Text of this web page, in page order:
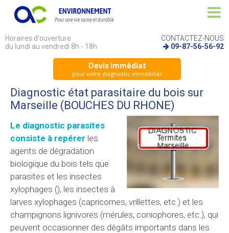
Horaires d'ouverture
du lundi au vendredi 8h - 18h
CONTACTEZ-NOUS
09-87-56-56-92
Devis immédiat
pour votre diagnostic immobilier
Diagnostic état parasitaire du bois sur
Marseille (BOUCHES DU RHONE)
Le diagnostic parasites
consiste à repérer les
agents de dégradation
biologique du bois tels que
parasites et les insectes
xylophages (), les insectes à
larves xylophages (capricornes, vrillettes, etc.) et les
champignons lignivores (mérules, coniophores, etc.), qui
peuvent occasionner des dégâts importants dans les